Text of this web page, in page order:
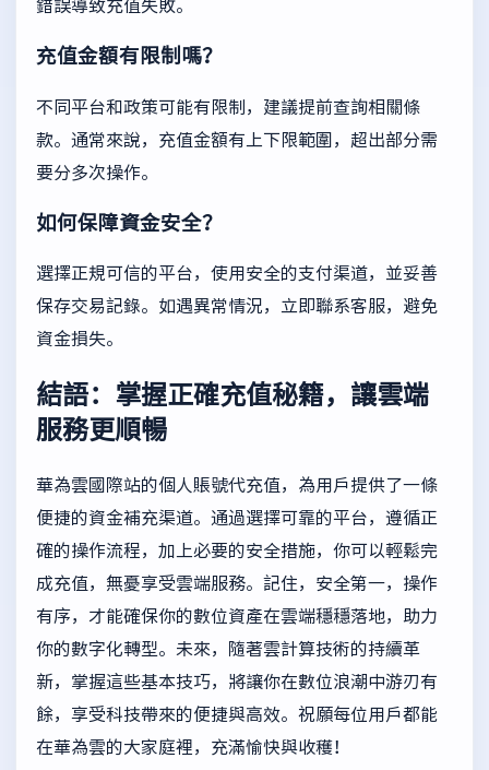
錯誤導致充值失敗。
充值金額有限制嗎？
不同平台和政策可能有限制，建議提前查詢相關條
款。通常來說，充值金額有上下限範圍，超出部分需
要分多次操作。
如何保障資金安全？
選擇正規可信的平台，使用安全的支付渠道，並妥善
保存交易記錄。如遇異常情況，立即聯系客服，避免
資金損失。
結語：掌握正確充值秘籍，讓雲端
服務更順暢
華為雲國際站的個人賬號代充值，為用戶提供了一條
便捷的資金補充渠道。通過選擇可靠的平台，遵循正
確的操作流程，加上必要的安全措施，你可以輕鬆完
成充值，無憂享受雲端服務。記住，安全第一，操作
有序，才能確保你的數位資產在雲端穩穩落地，助力
你的數字化轉型。未來，隨著雲計算技術的持續革
新，掌握這些基本技巧，將讓你在數位浪潮中游刃有
餘，享受科技帶來的便捷與高效。祝願每位用戶都能
在華為雲的大家庭裡，充滿愉快與收穫！